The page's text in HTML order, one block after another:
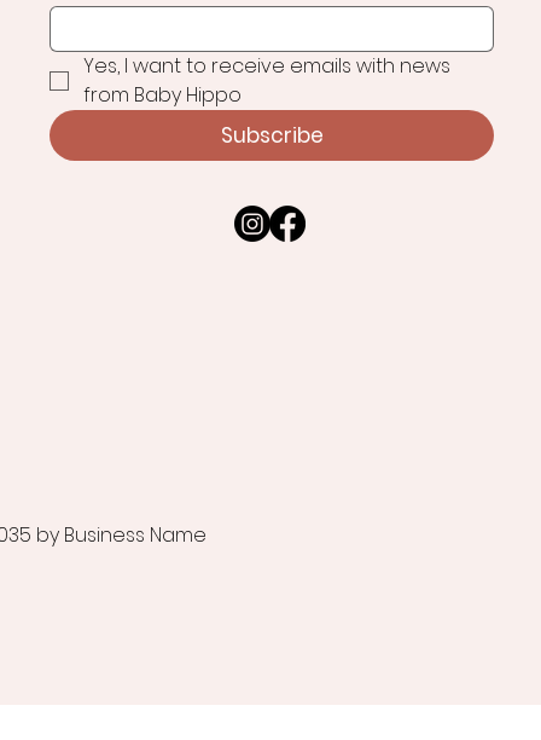
Yes, I want to receive emails with news
from Baby Hippo
Subscribe
by Business Name